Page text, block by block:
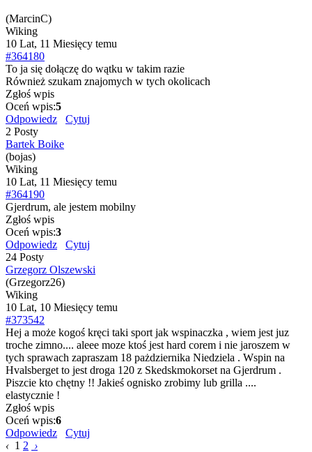
(MarcinC)
Wiking
10 Lat, 11 Miesięcy temu
#364180
To ja się dołączę do wątku w takim razie
Również szukam znajomych w tych okolicach
Zgłoś wpis
Oceń wpis:5
Odpowiedz
Cytuj
2 Posty
Bartek Boike
(bojas)
Wiking
10 Lat, 11 Miesięcy temu
#364190
Gjerdrum, ale jestem mobilny
Zgłoś wpis
Oceń wpis:3
Odpowiedz
Cytuj
24 Posty
Grzegorz Olszewski
(Grzegorz26)
Wiking
10 Lat, 10 Miesięcy temu
#373542
Hej a może kogoś kręci taki sport jak wspinaczka , wiem jest juz
troche zimno.... aleee moze ktoś jest hard corem i nie jaroszem w
tych sprawach zapraszam 18 pażdziernika Niedziela . Wspin na
Hvalsberget to jest droga 120 z Skedskmokorset na Gjerdrum .
Piszcie kto chętny !! Jakieś ognisko zrobimy lub grilla ....
elastycznie !
Zgłoś wpis
Oceń wpis:6
Odpowiedz
Cytuj
‹ 1 2 ›